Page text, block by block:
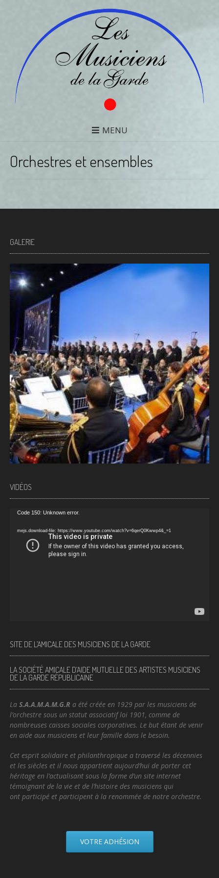
MENU
Orchestres et ensembles
GALERIE
VIDÉOS
Video
Code 150: Unknown error.
mejs.download-file: https://www.youtube.com/watch?v=6qerQ0Kwwp4&_=1
SITE DE L’AMICALE DES MUSICIENS DE LA GARDE
LA SOCIÉTÉ AMICALE D’AIDE MUTUELLE DES ARTISTES MUSICIENS
DE LA GARDE RÉPUBLICAINE
La S.A.A.M.A.M.G.R a été créée en 1929 par les musiciens de
l’orchestre sous un statut associatif loi 1901, comme de
nombreuses caisses sociales corporatives. Le but étant de venir
en aide aux musiciens et leur famille dans le besoin.
Cet esprit solidaire et philanthropique a traversé les décennies
et les siècles et il nous appartient aujourd’hui de porter cet
héritage en l’actualisant sous la forme d’un site internet
témoignant de la vie et de l’histoire des musiciens qui
ont participé et participent à la renommée de notre orchestre.
VOTRE ADHÉSION